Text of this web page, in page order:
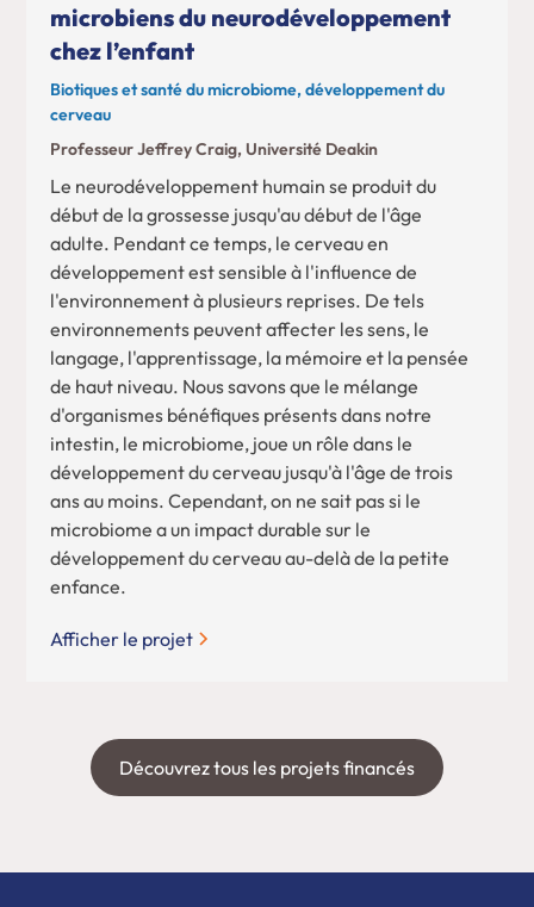
microbiens du neurodéveloppement
chez l’enfant
Biotiques et santé du microbiome, développement du
cerveau
Professeur Jeffrey Craig, Université Deakin
Le neurodéveloppement humain se produit du
début de la grossesse jusqu'au début de l'âge
adulte. Pendant ce temps, le cerveau en
développement est sensible à l'influence de
l'environnement à plusieurs reprises. De tels
environnements peuvent affecter les sens, le
langage, l'apprentissage, la mémoire et la pensée
de haut niveau. Nous savons que le mélange
d'organismes bénéfiques présents dans notre
intestin, le microbiome, joue un rôle dans le
développement du cerveau jusqu'à l'âge de trois
ans au moins. Cependant, on ne sait pas si le
microbiome a un impact durable sur le
développement du cerveau au-delà de la petite
enfance.
Afficher le projet
Découvrez tous les projets financés